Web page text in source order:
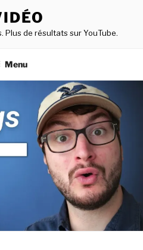
Plus de résultats sur YouTube.
Menu